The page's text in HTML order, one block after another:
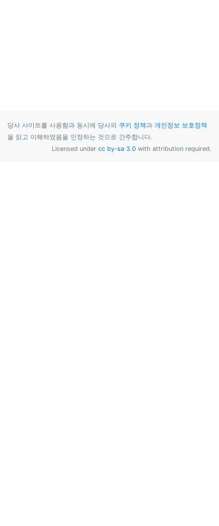
당사 사이트를 사용함과 동시에 당사의 쿠키 정책과 개인정보 보호정책
을 읽고 이해하였음을 인정하는 것으로 간주합니다.
Licensed under cc by-sa 3.0 with attribution required.